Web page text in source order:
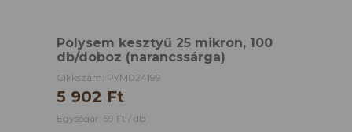
Polysem kesztyű 25 mikron, 100
db/doboz (narancssárga)
Cikkszám: PYM024199
5 902 Ft
Egységár: 59 Ft / db